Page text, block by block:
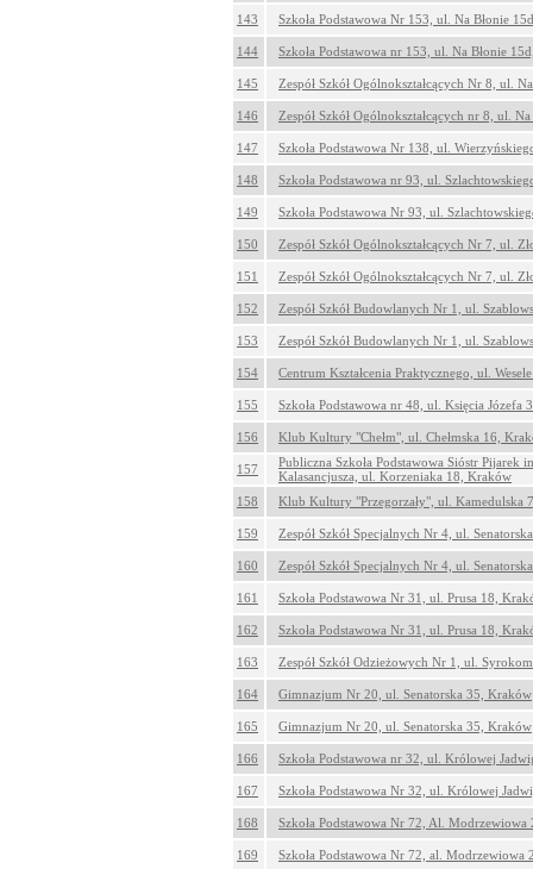
143 Szkoła Podstawowa Nr 153, ul. Na Błonie
144 Szkoła Podstawowa nr 153, ul. Na Błonie
145 Zespół Szkół Ogólnokształcących Nr 8, ul.
146 Zespół Szkół Ogólnokształcących nr 8, ul.
147 Szkoła Podstawowa Nr 138, ul.
148 Szkoła Podstawowa nr 93, ul.
149 Szkoła Podstawowa Nr 93, ul.
150 Zespół Szkół Ogólnokształcących Nr 7, ul.
151 Zespół Szkół Ogólnokształcących Nr 7, ul.
152 Zespół Szkół Budowlanych Nr 1, ul.
153 Zespół Szkół Budowlanych Nr 1, ul.
154 Centrum Kształcenia Praktycznego, ul.
155 Szkoła Podstawowa nr 48, ul. Księcia Józefa
156 Klub Kultury "Chełm", ul. Chełmska 16,
157
Publiczna Szkoła Podstawowa Sióstr Pijarek
Kalasancjusza, ul. Korzeniaka 18, Kraków
158
Klub Kultury "Przegorzały", ul. Kamedulska
159 Zespół Szkół Specjalnych Nr 4, ul.
160 Zespół Szkół Specjalnych Nr 4, ul.
161 Szkoła Podstawowa Nr 31, ul. Prusa 18,
162 Szkoła Podstawowa Nr 31, ul. Prusa 18,
163 Zespół Szkół Odzieżowych Nr 1, ul.
164 Gimnazjum Nr 20, ul. Senatorska 35, Kraków
165 Gimnazjum Nr 20, ul. Senatorska 35, Kraków
166 Szkoła Podstawowa nr 32, ul. Królowej
167 Szkoła Podstawowa Nr 32, ul. Królowej
168 Szkoła Podstawowa Nr 72, Al.
169 Szkoła Podstawowa Nr 72, al. Modrzewiowa